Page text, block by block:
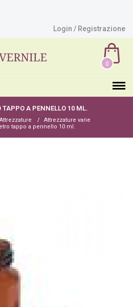
Login / Registrazione
0
TAPPO A PENNELLO 10 ML.
Attrezzature varie
tappo a pennello 10 ml.